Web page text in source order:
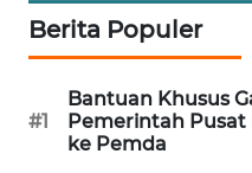
Berita Populer
#1
Bantuan Khusus
Pemerintah Pusat
ke Pemda
Wahana
KONSUMEN